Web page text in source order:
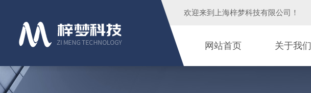
欢迎来到 上海梓梦科技有限公司 ！
网站首页 关于我们